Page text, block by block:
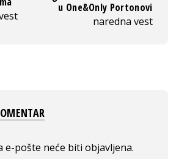
u One&Only Portonovi
naredna vest
e-pošte neće biti objavljena.